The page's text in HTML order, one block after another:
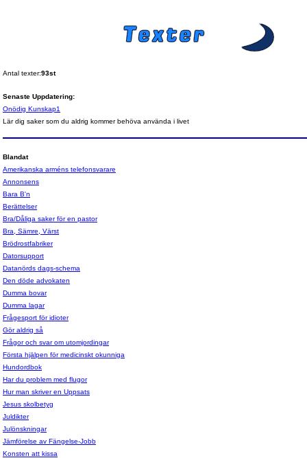
Antal texter:93st
Senaste Uppdatering:
Onödig Kunskap1
Lär dig saker som du aldrig kommer behöva använda i livet
Blandat
Amerikanska arméns telefonsvarare
Annonsens
Bara B'n
Berättelser
Bra/Dåliga saker för en pastor
Bra, Sämre, Värst
Brödrostfabriker
Datorsupport
Datanörds dags-schema
Den döde advokaten
Dumma bovar
Dumma lagar
Frågesport för idioter
Gör aldrig så
Frågor och svar om utomjordingar
Första hjälpen för medicinskt okunniga
Hundordbok
Har du problem med flugor
Hur man skriver en Uppsats
Jesus skolbetyg
Juldikter
Julönskningar
Jämförelse av Fängelse-Jobb
Konsten att kissa